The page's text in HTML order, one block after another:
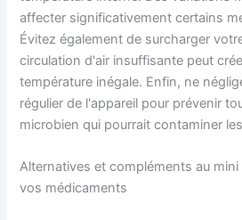
affecter significativement certains
Évitez également de surcharger
circulation d'air insuffisante peut
température inégale. Enfin, ne
régulier de l'appareil pour prévenir
microbien qui pourrait contaminer
Alternatives et compléments au
vos médicaments